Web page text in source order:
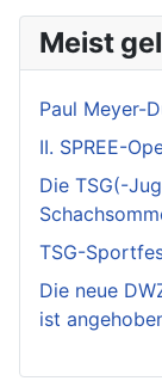
Meist
Paul Meyer-
II. SPREE-
Die TSG(-
TSG-
Die neue
ist